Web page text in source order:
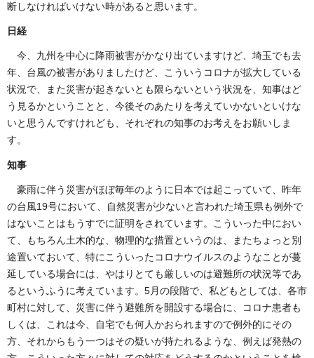
断しなければいけない時があると思います。
日経
今、九州を中心に降雨被害がかなり出ていますけど、埼玉でも去
年、台風の被害がありましたけど、こういうコロナが拡大している
状況で、また災害が起きないとも限らないという状況を、知事はど
う見るかということと、今後そのあたりを考えていかないといけな
いと思うんですけれども、それぞれの知事のお考えをお願いしま
す。
知事
豪雨に伴う災害がほぼ毎年のように日本では起こっていて、昨年
の台風19号において、自然災害が少ないと言われた埼玉県も例外で
はないことはもうすでに証明をされています。こういった中におい
て、もちろん土木的な、物理的な措置というのは、またちょっと別
途置いておいて、特にこういったコロナウイルスのようなことが蔓
延している場合には、やはりとても厳しいのは避難所の状況等であ
るというふうに考えています。5月の段階で、私どもとしては、各市
町村に対して、災害に伴う避難所を開設する場合に、コロナ患者も
しくは、これは今、自宅でも何人かおられますので例外的にその
方、それからもう一つはその疑いが持たれるような、例えば発熱の